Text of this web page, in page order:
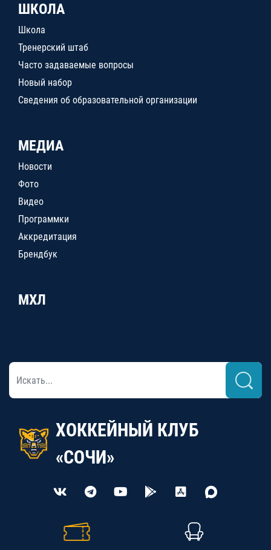
ШКОЛА
Школа
Тренерский штаб
Часто задаваемые вопросы
Новый набор
Сведения об образовательной организации
МЕДИА
Новости
Фото
Видео
Программки
Аккредитация
Брендбук
МХЛ
ХОККЕЙНЫЙ КЛУБ
«СОЧИ»